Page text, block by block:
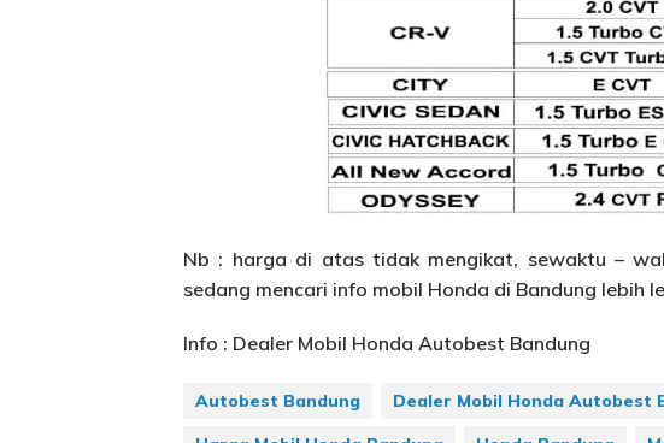
Nb : harga di atas tidak mengikat, sewaktu –
sedang mencari info mobil Honda di Bandung lebih
Info : Dealer Mobil Honda Autobest Bandung
Autobest Bandung Dealer Mobil Honda Autobest